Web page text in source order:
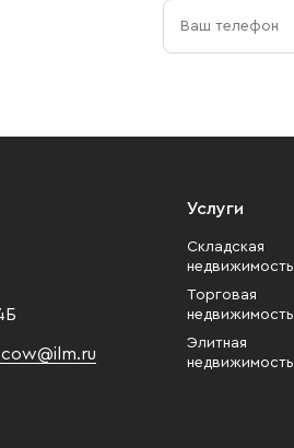
Услуги
Складская
недвижимость
Торговая
недвижимость
Элитная
недвижимость